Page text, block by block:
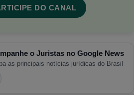
DO CANAL
o Juristas no Google News
as principais notícias jurídicas do Brasil